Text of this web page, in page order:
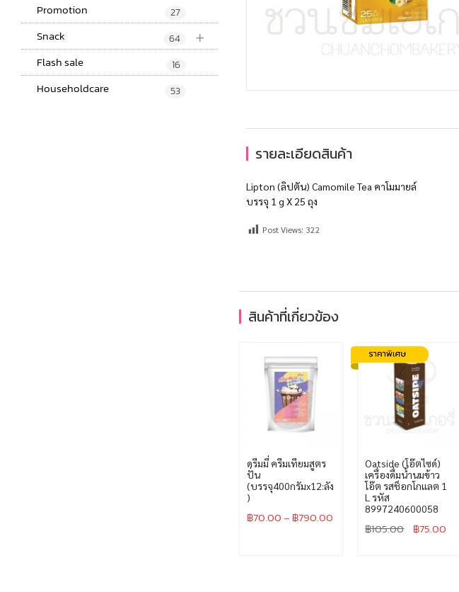
Promotion 27
+
Snack 64
Flash sale 16
Householdcare 53
รายละเอียดสินค้า
Lipton (ลิปตัน) Camomile Tea คาโมมายล์
บรรจุ 1 g X 25 ถุง
Post Views: 322
สินค้าที่เกี่ยวข้อง
ดรีมมี่ ครีมเทียมสูตร
ปั่น
(บรรจุ400กรัมx12:ลัง
)
฿70.00– ฿790.00
Oatside (โอ๊ตไซด์)
เครื่องดื่มน้ำนมข้าว
โอ๊ต รสช็อกโกแลต 1
L รหัส
8997240600058
฿105.00 ฿75.00